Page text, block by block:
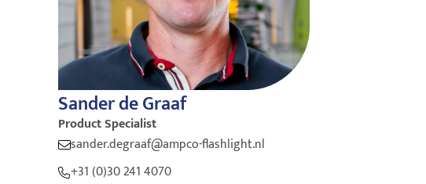
Sander de Graaf
Product Specialist
sander.degraaf@ampco-flashlight.nl
+31 (0)30 241 4070